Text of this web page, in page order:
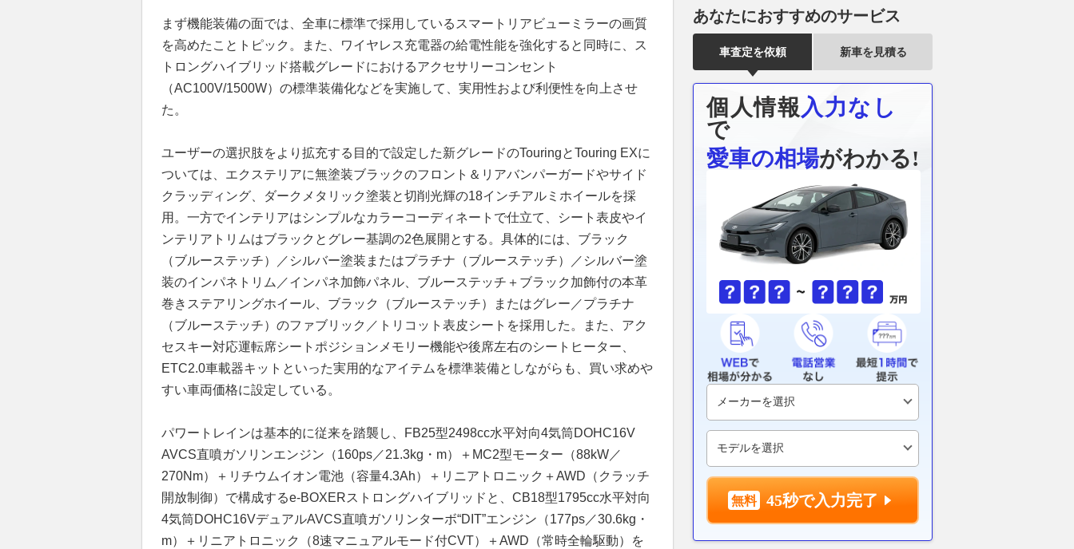
まず機能装備の面では、全車に標準で採用しているスマートリアビューミラーの画質
を高めたことトピック。また、ワイヤレス充電器の給電性能を強化すると同時に、ス
トロングハイブリッド搭載グレードにおけるアクセサリーコンセント
（AC100V/1500W）の標準装備化などを実施して、実用性および利便性を向上させ
た。
ユーザーの選択肢をより拡充する目的で設定した新グレードのTouringとTouring EXに
ついては、エクステリアに無塗装ブラックのフロント＆リアバンパーガードやサイド
クラッディング、ダークメタリック塗装と切削光輝の18インチアルミホイールを採
用。一方でインテリアはシンプルなカラーコーディネートで仕立て、シート表皮やイ
ンテリアトリムはブラックとグレー基調の2色展開とする。具体的には、ブラック
（ブルーステッチ）／シルバー塗装またはプラチナ（ブルーステッチ）／シルバー塗
装のインパネトリム／インパネ加飾パネル、ブルーステッチ＋ブラック加飾付の本革
巻きステアリングホイール、ブラック（ブルーステッチ）またはグレー／プラチナ
（ブルーステッチ）のファブリック／トリコット表皮シートを採用した。また、アク
セスキー対応運転席シートポジションメモリー機能や後席左右のシートヒーター、
ETC2.0車載器キットといった実用的なアイテムを標準装備としながらも、買い求めや
すい車両価格に設定している。
パワートレインは基本的に従来を踏襲し、FB25型2498cc水平対向4気筒DOHC16V
AVCS直噴ガソリンエンジン（160ps／21.3kg・m）＋MC2型モーター（88kW／
270Nm）＋リチウムイオン電池（容量4.3Ah）＋リニアトロニック＋AWD（クラッチ
開放制御）で構成するe-BOXERストロングハイブリッドと、CB18型1795cc水平対向
4気筒DOHC16VデュアルAVCS直噴ガソリンターボ“DIT”エンジン（177ps／30.6kg・
m）＋リニアトロニック（8速マニュアルモード付CVT）＋AWD（常時全輪駆動）を
あなたにおすすめのサービス
車査定を依頼 新車を見積る
個人情報 入力なし
で
愛車の相場がわかる!
45秒で入力完了